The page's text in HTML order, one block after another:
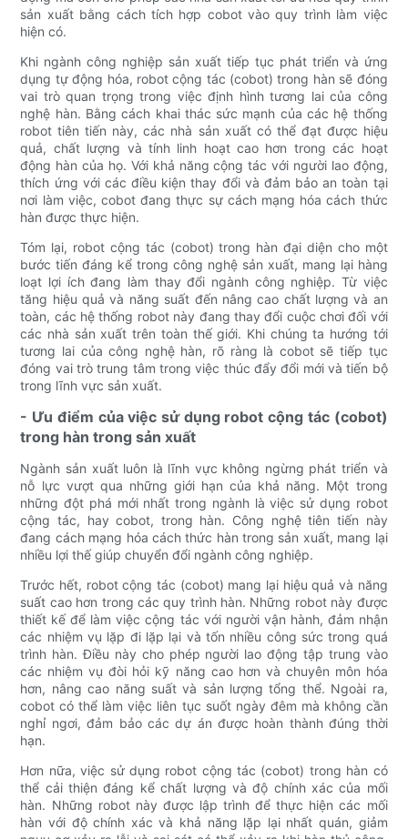
sản xuất bằng cách tích hợp cobot vào quy trình làm việc
hiện có.
Khi ngành công nghiệp sản xuất tiếp tục phát triển và ứng
dụng tự động hóa, robot cộng tác (cobot) trong hàn sẽ đóng
vai trò quan trọng trong việc định hình tương lai của công
nghệ hàn. Bằng cách khai thác sức mạnh của các hệ thống
robot tiên tiến này, các nhà sản xuất có thể đạt được hiệu
quả, chất lượng và tính linh hoạt cao hơn trong các hoạt
động hàn của họ. Với khả năng cộng tác với người lao động,
thích ứng với các điều kiện thay đổi và đảm bảo an toàn tại
nơi làm việc, cobot đang thực sự cách mạng hóa cách thức
hàn được thực hiện.
Tóm lại, robot cộng tác (cobot) trong hàn đại diện cho một
bước tiến đáng kể trong công nghệ sản xuất, mang lại hàng
loạt lợi ích đang làm thay đổi ngành công nghiệp. Từ việc
tăng hiệu quả và năng suất đến nâng cao chất lượng và an
toàn, các hệ thống robot này đang thay đổi cuộc chơi đối với
các nhà sản xuất trên toàn thế giới. Khi chúng ta hướng tới
tương lai của công nghệ hàn, rõ ràng là cobot sẽ tiếp tục
đóng vai trò trung tâm trong việc thúc đẩy đổi mới và tiến bộ
trong lĩnh vực sản xuất.
- Ưu điểm của việc sử dụng robot cộng tác (cobot)
trong hàn trong sản xuất
Ngành sản xuất luôn là lĩnh vực không ngừng phát triển và
nỗ lực vượt qua những giới hạn của khả năng. Một trong
những đột phá mới nhất trong ngành là việc sử dụng robot
cộng tác, hay cobot, trong hàn. Công nghệ tiên tiến này
đang cách mạng hóa cách thức hàn trong sản xuất, mang lại
nhiều lợi thế giúp chuyển đổi ngành công nghiệp.
Trước hết, robot cộng tác (cobot) mang lại hiệu quả và năng
suất cao hơn trong các quy trình hàn. Những robot này được
thiết kế để làm việc cộng tác với người vận hành, đảm nhận
các nhiệm vụ lặp đi lặp lại và tốn nhiều công sức trong quá
trình hàn. Điều này cho phép người lao động tập trung vào
các nhiệm vụ đòi hỏi kỹ năng cao hơn và chuyên môn hóa
hơn, nâng cao năng suất và sản lượng tổng thể. Ngoài ra,
cobot có thể làm việc liên tục suốt ngày đêm mà không cần
nghỉ ngơi, đảm bảo các dự án được hoàn thành đúng thời
hạn.
Hơn nữa, việc sử dụng robot cộng tác (cobot) trong hàn có
thể cải thiện đáng kể chất lượng và độ chính xác của mối
hàn. Những robot này được lập trình để thực hiện các mối
hàn với độ chính xác và khả năng lặp lại nhất quán, giảm